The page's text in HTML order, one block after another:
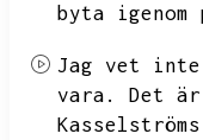
byta
Jag vet
vara.
Det